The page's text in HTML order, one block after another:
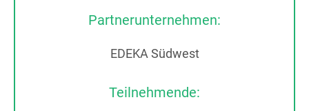
Partnerunternehmen:
EDEKA Südwest
Teilnehmende: